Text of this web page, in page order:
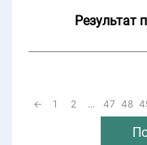
Результат
← 1 2 ... 47 48